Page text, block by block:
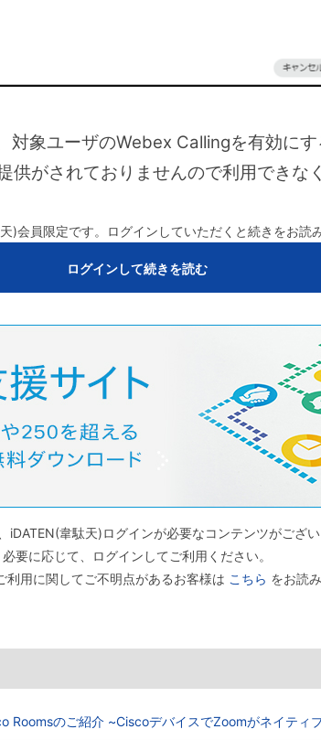
対象ユーザのWebex Callingを有効に
がされておりませんので利用できな
)会員限定です。ログインしていただくと続きをお読
ログインして続きを読む
iDATEN(韋駄天)ログインが必要なコンテンツがござい
必要に応じて、ログインしてご利用ください。
利用に関してご不明点があるお客様は こちら をお読
のご紹介 ~CiscoデバイスでZoomがネイティブ